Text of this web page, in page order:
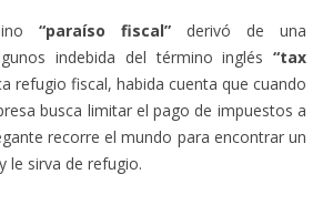
“paraíso fiscal” derivó de una
indebida del término inglés “tax
refugio fiscal, habida cuenta que cuando
busca limitar el pago de impuestos a
recorre el mundo para encontrar un
le sirva de refugio.